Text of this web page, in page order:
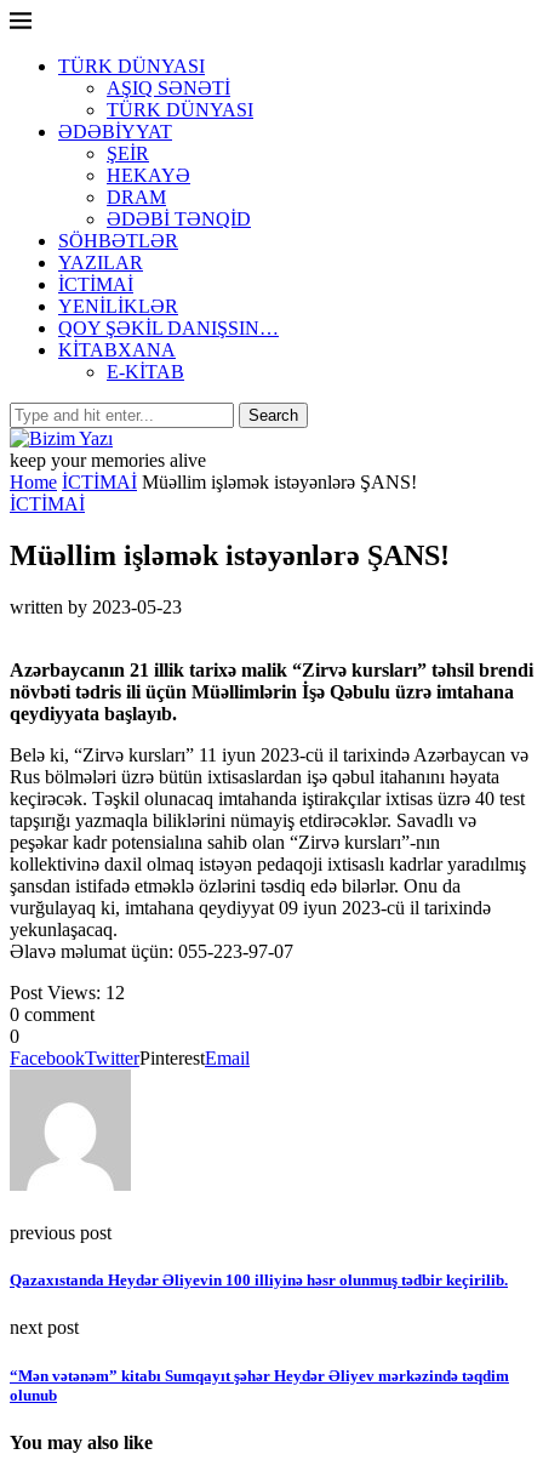
TÜRK DÜNYASI
AŞIQ SƏNƏTİ
TÜRK DÜNYASI
ƏDƏBİYYAT
ŞEİR
HEKAYƏ
DRAM
ƏDƏBİ TƏNQİD
SÖHBƏTLƏR
YAZILAR
İCTİMAİ
YENİLİKLƏR
QOY ŞƏKİL DANIŞSIN…
KİTABXANA
E-KİTAB
keep your memories alive
Home İCTİMAİ Müəllim işləmək istəyənlərə ŞANS!
İCTİMAİ
Müəllim işləmək istəyənlərə ŞANS!
written by 2023-05-23
Azərbaycanın 21 illik tarixə malik “Zirvə kursları” təhsil brendi
növbəti tədris ili üçün Müəllimlərin İşə Qəbulu üzrə imtahana
qeydiyyata başlayıb.
Belə ki, “Zirvə kursları” 11 iyun 2023-cü il tarixində Azərbaycan və
Rus bölmələri üzrə bütün ixtisaslardan işə qəbul itahanını həyata
keçirəcək. Təşkil olunacaq imtahanda iştirakçılar ixtisas üzrə 40 test
tapşırığı yazmaqla biliklərini nümayiş etdirəcəklər. Savadlı və
peşəkar kadr potensialına sahib olan “Zirvə kursları”-nın
kollektivinə daxil olmaq istəyən pedaqoji ixtisaslı kadrlar yaradılmış
şansdan istifadə etməklə özlərini təsdiq edə bilərlər. Onu da
vurğulayaq ki, imtahana qeydiyyat 09 iyun 2023-cü il tarixində
yekunlaşacaq.
Əlavə məlumat üçün: 055-223-97-07
Post Views: 12
0 comment
0
FacebookTwitterPinterestEmail
previous post
Qazaxıstanda Heydər Əliyevin 100 illiyinə həsr olunmuş tədbir keçirilib.
next post
“Mən vətənəm” kitabı Sumqayıt şəhər Heydər Əliyev mərkəzində təqdim
olunub
You may also like